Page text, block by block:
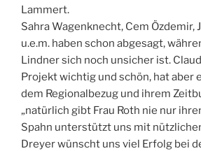
Lammert.
Sahra Wagenknecht, Cem Özdemir,
u.e.m. haben schon abgesagt,
Lindner sich noch unsicher ist.
Projekt wichtig und schön, hat aber
dem Regionalbezug und ihrem
„natürlich gibt Frau Roth nie nur
Spahn unterstützt uns mit
Dreyer wünscht uns viel Erfolg bei